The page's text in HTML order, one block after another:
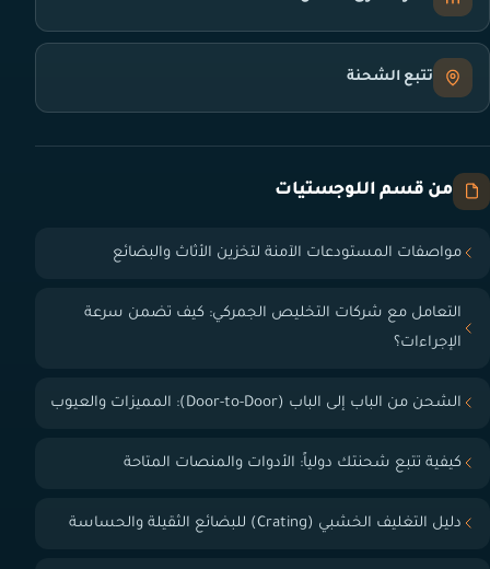
تتبع الشحنة
من قسم اللوجستيات
مواصفات المستودعات الآمنة لتخزين الأثاث والبضائع
التعامل مع شركات التخليص الجمركي: كيف تضمن سرعة
الإجراءات؟
الشحن من الباب إلى الباب (Door-to-Door): المميزات والعيوب
كيفية تتبع شحنتك دولياً: الأدوات والمنصات المتاحة
دليل التغليف الخشبي (Crating) للبضائع الثقيلة والحساسة